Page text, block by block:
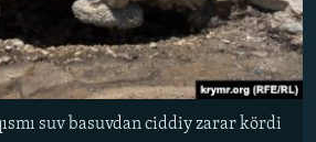
suv basuvdan ciddiy zarar kördi